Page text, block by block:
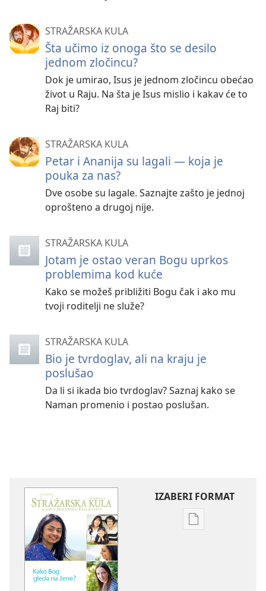
STRAŽARSKA KULA
Šta učimo iz onoga što se desilo
jednom zločincu?
Dok je umirao, Isus je jednom zločincu obećao
život u Raju. Na šta je Isus mislio i kakav će to
Raj biti?
STRAŽARSKA KULA
Petar i Ananija su lagali — koja je
pouka za nas?
Dve osobe su lagale. Saznajte zašto je jednoj
oprošteno a drugoj nije.
STRAŽARSKA KULA
Jotam je ostao veran Bogu uprkos
problemima kod kuće
Kako se možeš približiti Bogu čak i ako mu
tvoji roditelji ne služe?
STRAŽARSKA KULA
Bio je tvrdoglav, ali na kraju je
poslušao
Da li si ikada bio tvrdoglav? Saznaj kako se
Naman promenio i postao poslušan.
IZABERI FORMAT
Formati